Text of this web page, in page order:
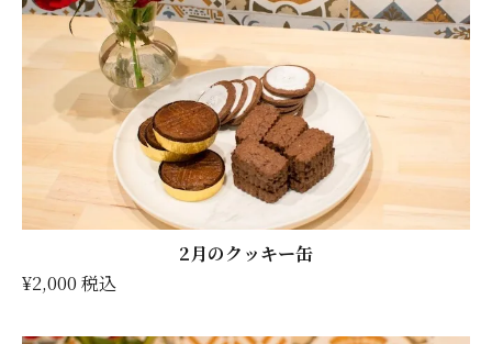
2月のクッキー缶
¥2,000 税込